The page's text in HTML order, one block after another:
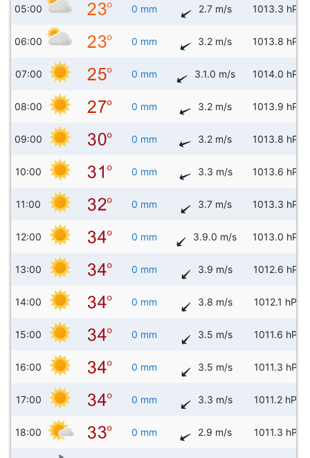
05:00 0 mm 2.7 m/s 1013.3 hPa
06:00 0 mm 3.2 m/s 1013.8 hPa
07:00 0 mm 3.1.0 m/s 1014.0 hPa
08:00 0 mm 3.2 m/s 1013.9 hPa
09:00 0 mm 3.2 m/s 1013.8 hPa
10:00 0 mm 3.3 m/s 1013.6 hPa
11:00 0 mm 3.7 m/s 1013.3 hPa
12:00 0 mm 3.9.0 m/s 1013.0 hPa
13:00 0 mm 3.9 m/s 1012.6 hPa
14:00 0 mm 3.8 m/s 1012.1 hPa
15:00 0 mm 3.5 m/s 1011.6 hPa
16:00 0 mm 3.5 m/s 1011.3 hPa
17:00 0 mm 3.3 m/s 1011.2 hPa
18:00 0 mm 2.9 m/s 1011.3 hPa